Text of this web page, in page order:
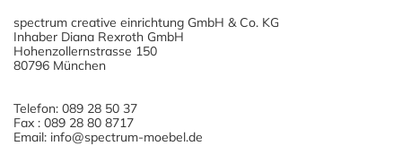
spectrum creative einrichtung GmbH & Co. KG
Inhaber Diana Rexroth GmbH
Hohenzollernstrasse 150
80796 München
Telefon: 089 28 50 37
Fax : 089 28 80 8717
Email: info@spectrum-moebel.de